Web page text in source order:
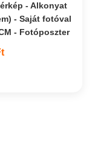
- Alkonyat
- Saját fotóval
- Fotóposzter